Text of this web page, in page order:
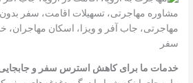
خدمات ما برای کاهش استرس سفر و